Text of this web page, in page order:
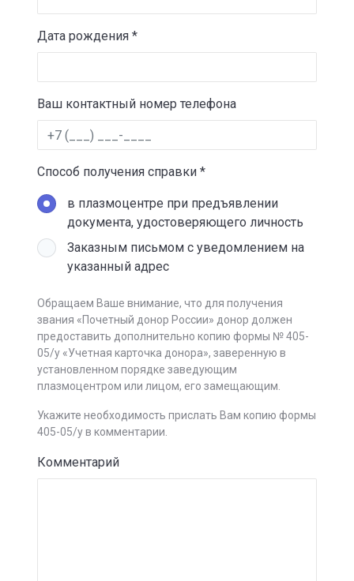
Дата рождения *
Ваш контактный номер телефона
Способ получения справки *
в плазмоцентре при предъявлении
документа, удостоверяющего личность
Заказным письмом с уведомлением на
указанный адрес
Обращаем Ваше внимание, что для получения
звания «Почетный донор России» донор должен
предоставить дополнительно копию формы № 405-
05/у «Учетная карточка донора», заверенную в
установленном порядке заведующим
плазмоцентром или лицом, его замещающим.
Укажите необходимость прислать Вам копию формы
405-05/у в комментарии.
Комментарий